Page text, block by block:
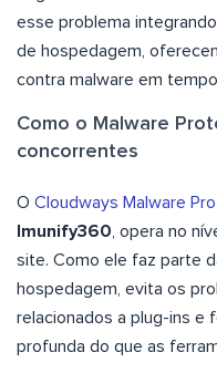
esse problema
de hospedagem,
contra malware em
Como o Malware
concorrentes
O Cloudways Malware
Imunify360, opera no
site. Como ele faz parte
hospedagem, evita os
relacionados a plug-ins e
profunda do que as